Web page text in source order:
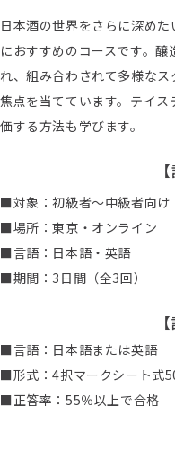
日本酒の世界をさらに深め
におすすめのコースです。
れ、組み合わされて多様な
焦点を当てています。テイ
価する方法も学びます。
■対象：初級者～中級者向け
■場所：東京・オンライン
■言語：日本語・英語
■期間：3日間（全3回）
■言語：日本語または英語
■形式：4択マークシート式
■正答率：55％以上で合格